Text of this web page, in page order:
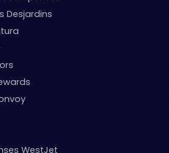
Desjardins
WestJet